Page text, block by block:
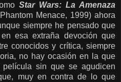
Star Wars: La Amenaza
Menace, 1999) ahora
siempre he pensado que
esa extraña devoción que
conocidos y crítica, siempre
no hay ocasión en la que
sin que se agudicen
muy en contra de lo que